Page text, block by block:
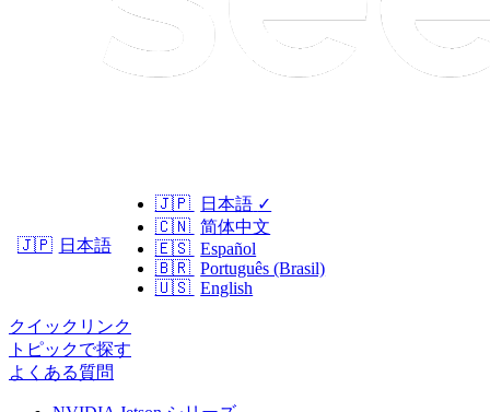
🇯🇵 日本語
🇯🇵 日本語 ✓
🇨🇳 简体中文
🇪🇸 Español
🇧🇷 Português (Brasil)
🇺🇸 English
クイックリンク
トピックで探す
よくある質問